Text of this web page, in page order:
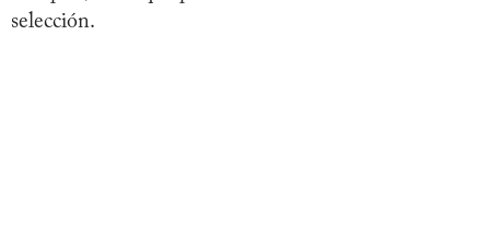
selección.